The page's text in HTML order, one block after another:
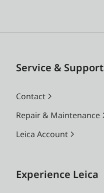
Service & Support
Contact
Repair & Maintenance
Leica Account
Experience Leica